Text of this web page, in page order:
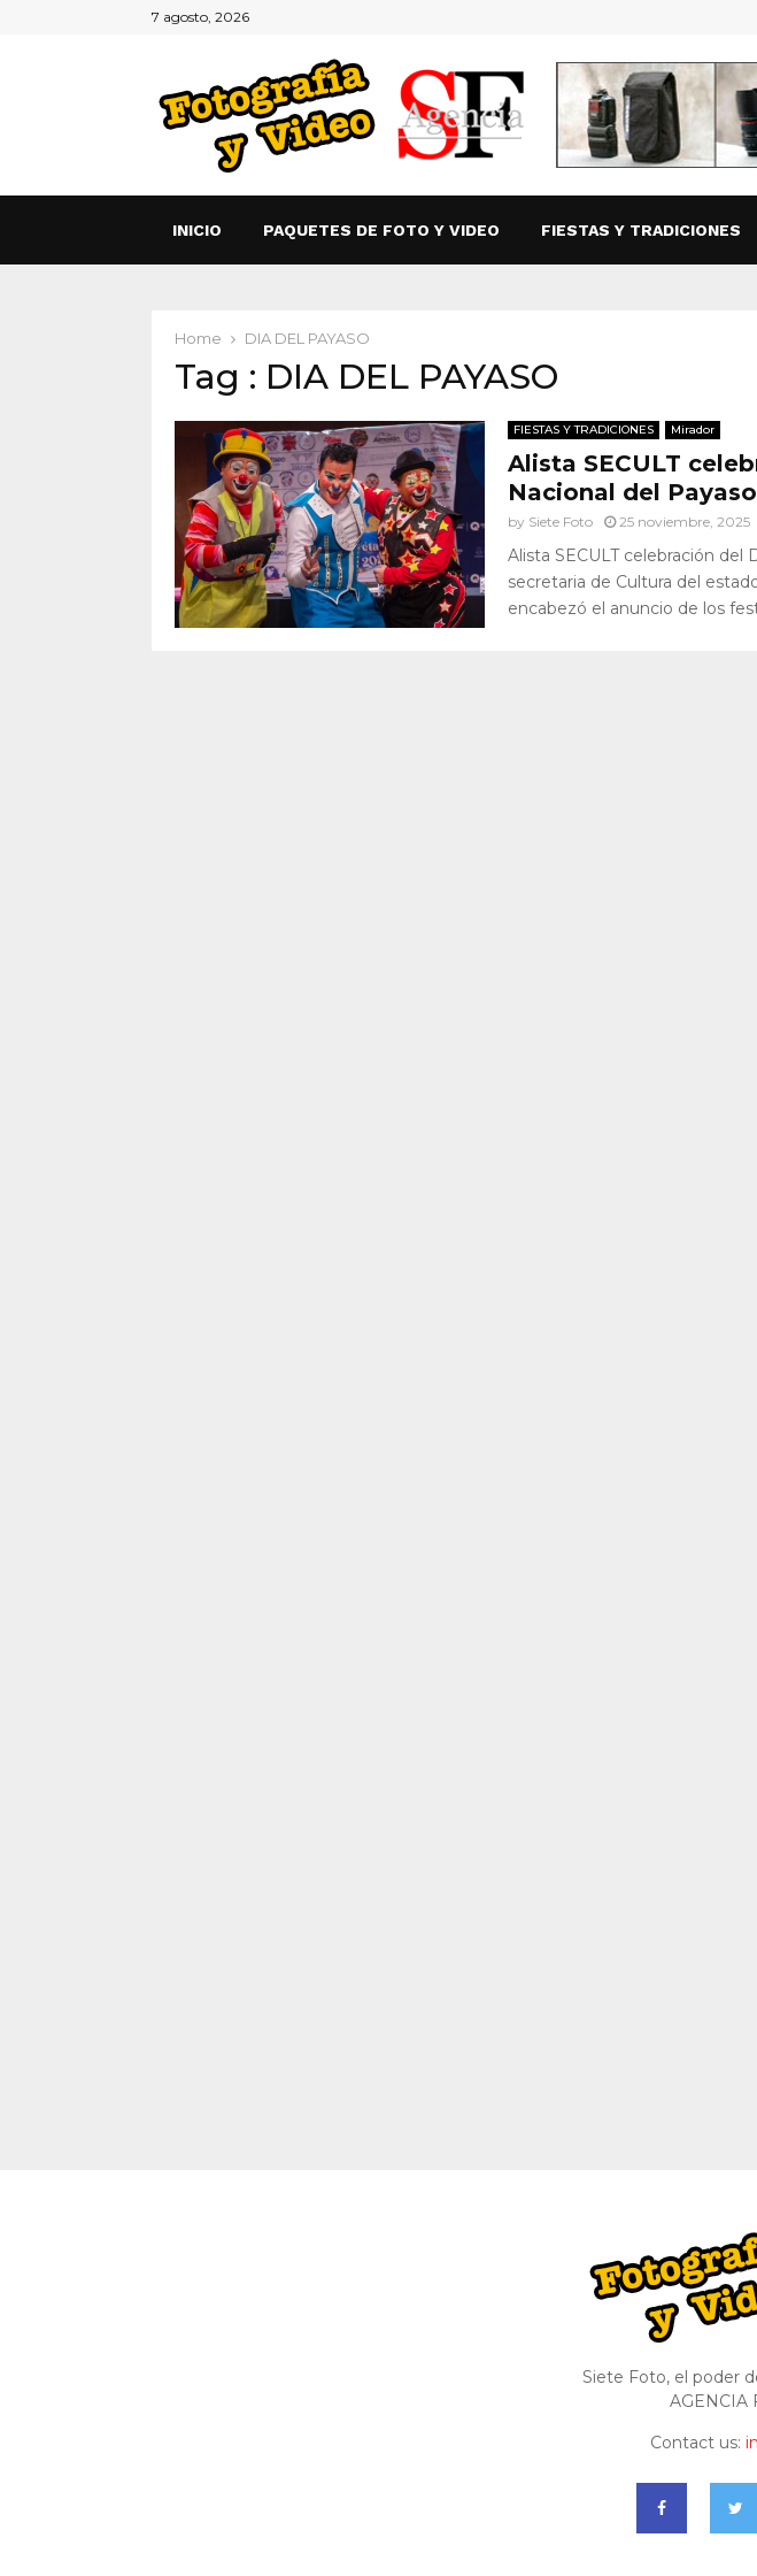
7 agosto, 2026
INICIO PAQUETES DE FOTO Y VIDEO FIESTAS Y TRADICIONES
Home DIA DEL PAYASO
Tag : DIA DEL PAYASO
FIESTAS Y TRADICIONES Mirador
Alista SECULT
Nacional del Payaso
by Siete Foto 25 noviembre, 2025
Alista SECULT celebración del
secretaria de Cultura del
encabezó el anuncio de los
Siete Foto, el poder
AGENCIA
Contact us: